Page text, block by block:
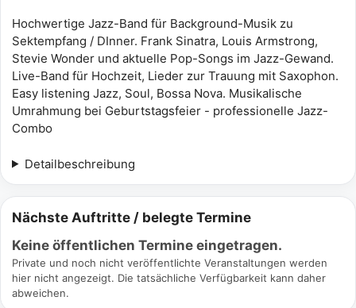
Hochwertige Jazz-Band für Background-Musik zu
Sektempfang / DInner. Frank Sinatra, Louis Armstrong,
Stevie Wonder und aktuelle Pop-Songs im Jazz-Gewand.
Live-Band für Hochzeit, Lieder zur Trauung mit Saxophon.
Easy listening Jazz, Soul, Bossa Nova. Musikalische
Umrahmung bei Geburtstagsfeier - professionelle Jazz-
Combo
Detailbeschreibung
Nächste Auftritte / belegte Termine
Keine öffentlichen Termine eingetragen.
Private und noch nicht veröffentlichte Veranstaltungen werden
hier nicht angezeigt. Die tatsächliche Verfügbarkeit kann daher
abweichen.